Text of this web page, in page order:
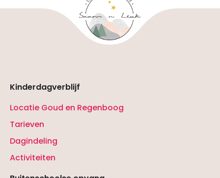
Kinderdagverblijf
Locatie Goud en Regenboog
Tarieven
Dagindeling
Activiteiten